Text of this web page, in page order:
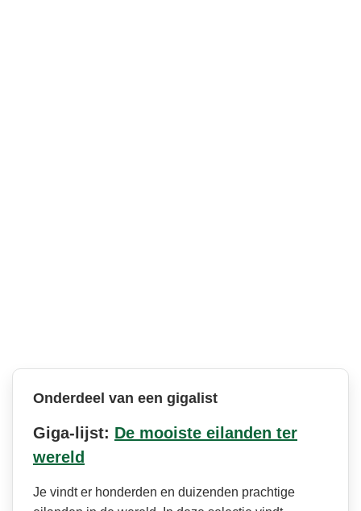
Onderdeel van een gigalist
Giga-lijst: De mooiste eilanden ter
wereld
Je vindt er honderden en duizenden prachtige